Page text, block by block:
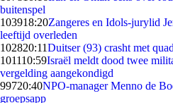
buitenspel
103918:20Zangeres en Idols-jurylid
leeftijd overleden
102820:11Duitser (93) crasht met
101110:59Israël meldt dood twee
vergelding aangekondigd
99720:40NPO-manager Menno de
groepsapp